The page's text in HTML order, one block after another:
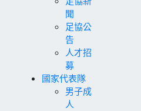
聞
足協公
告
人才招
募
國家代表隊
男子成
人